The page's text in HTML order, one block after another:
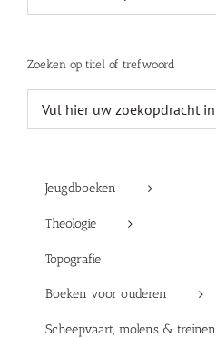
Zoeken op titel of trefwoord
Jeugdboeken
Theologie
Topografie
Boeken voor ouderen
Scheepvaart, molens & treinen